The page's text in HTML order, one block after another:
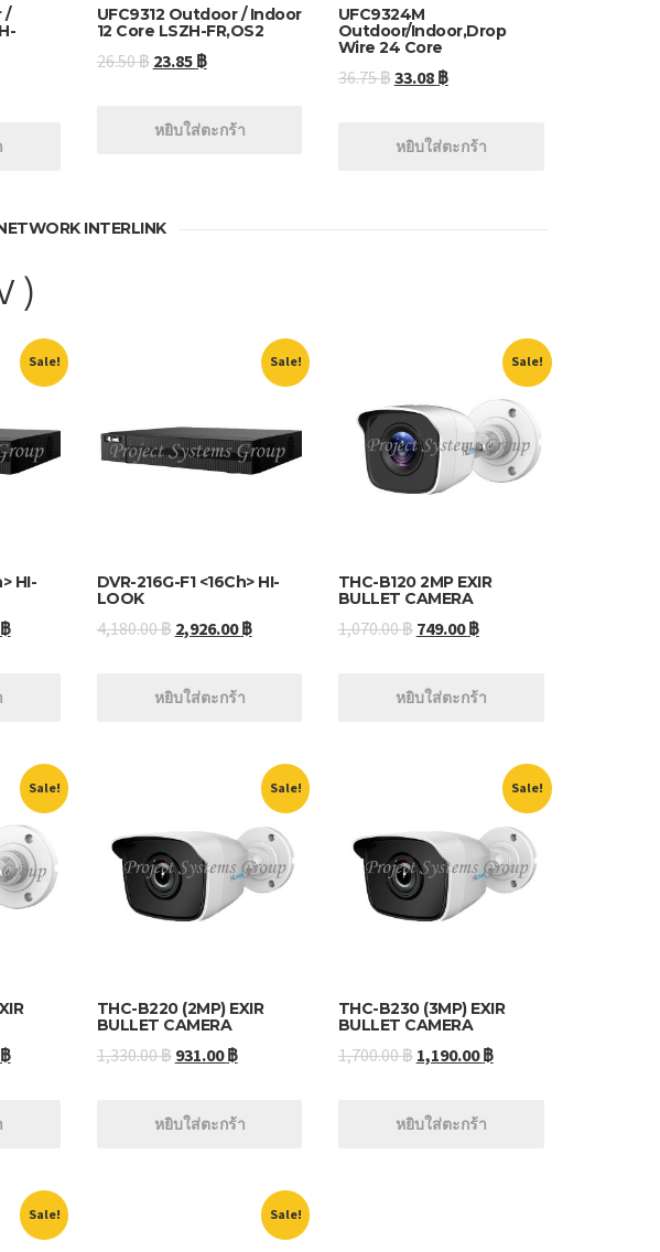
/
UFC9312 Outdoor / Indoor
12 Core LSZH-FR,OS2
26.50฿ 23.85 ฿
หยิบใส่ตะกร้า
UFC9324M
Outdoor/Indoor,Drop
Wire 24 Core
36.75฿33.08 ฿
หยิบใส่ตะกร้า
INTERLINK
)
Sale!
HI-
฿
Sale!
DVR-216G-F1 <16Ch> HI-
LOOK
4,180.00฿ 2,926.00฿
หยิบใส่ตะกร้า
Sale!
THC-B120 2MP EXIR
BULLET CAMERA
1,070.00฿ 749.00฿
หยิบใส่ตะกร้า
Sale!
฿
Sale!
THC-B220 (2MP) EXIR
BULLET CAMERA
1,330.00฿ 931.00฿
หยิบใส่ตะกร้า
Sale!
THC-B230 (3MP) EXIR
BULLET CAMERA
1,700.00฿ 1,190.00฿
หยิบใส่ตะกร้า
Sale! Sale!